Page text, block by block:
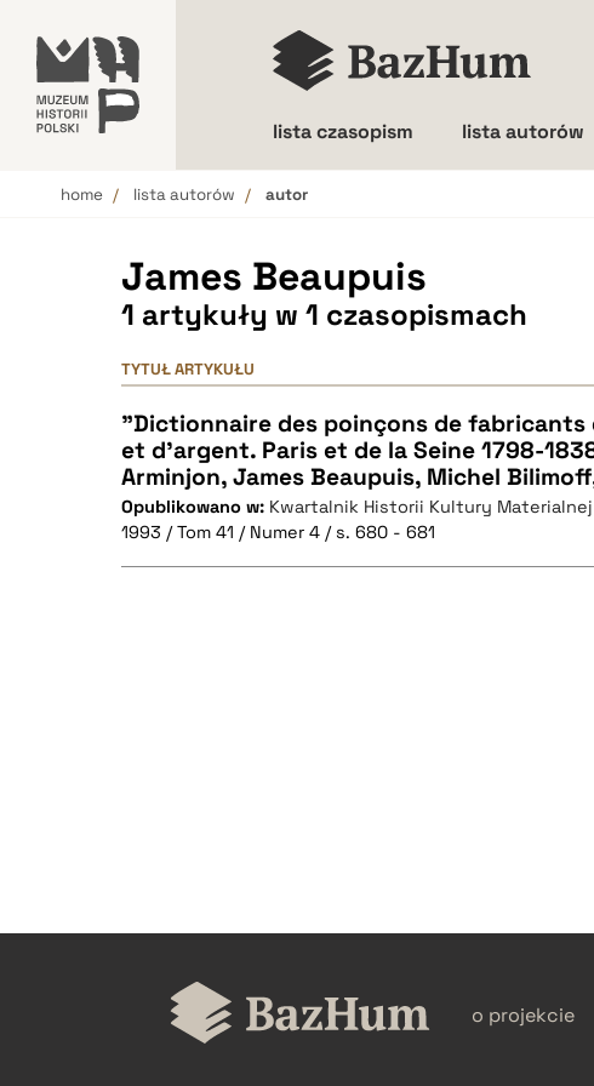
lista czasopism lista autorów
home lista autorów autor
James Beaupuis
1 artykuły w 1 czasopismach
TYTUŁ ARTYKUŁU
"Dictionnaire des poinçons de
et d'argent. Paris et de la Seine 1798-
Arminjon, James Beaupuis, Michel
Opublikowano w: Kwartalnik Historii Kultury Materialnej
1993 / Tom 41 / Numer 4 / s. 680 - 681
o projekcie